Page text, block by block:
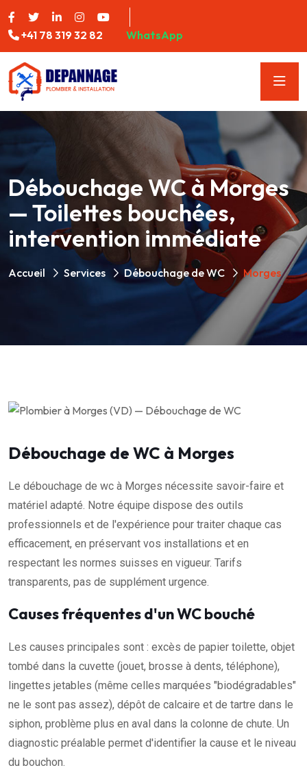
+41 78 319 32 82 WhatsApp
Débouchage WC à Morges
— Toilettes bouchées,
intervention immédiate
Accueil Services Débouchage de WC Morges
Débouchage de WC à Morges
Le débouchage de wc à Morges nécessite savoir-faire et
matériel adapté. Notre équipe dispose des outils
professionnels et de l'expérience pour traiter chaque cas
efficacement, en préservant vos installations et en
respectant les normes suisses en vigueur. Tarifs
transparents, pas de supplément urgence.
Causes fréquentes d'un WC bouché
Les causes principales sont : excès de papier toilette, objet
tombé dans la cuvette (jouet, brosse à dents, téléphone),
lingettes jetables (même celles marquées "biodégradables"
ne le sont pas assez), dépôt de calcaire et de tartre dans le
siphon, problème plus en aval dans la colonne de chute. Un
diagnostic préalable permet d'identifier la cause et le niveau
du bouchon.